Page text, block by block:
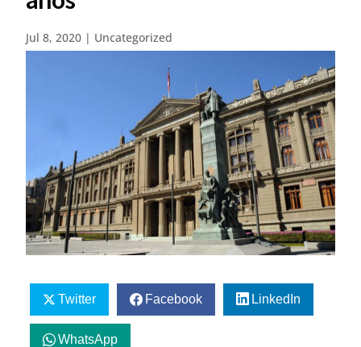
Jul 8, 2020 | Uncategorized
Twitter Facebook LinkedIn
WhatsApp